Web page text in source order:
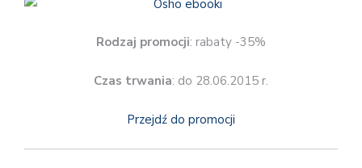
Rodzaj promocji: rabaty -35%
Czas trwania: do 28.06.2015 r.
Przejdź do promocji